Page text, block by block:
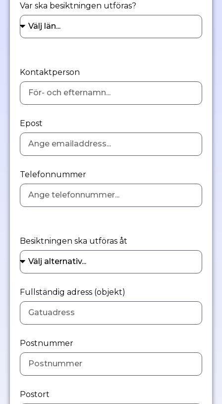
Var ska besiktningen utföras?
Kontaktperson
Epost
Telefonnummer
Besiktningen ska utföras åt
Fullständig adress (objekt)
Postnummer
Postort